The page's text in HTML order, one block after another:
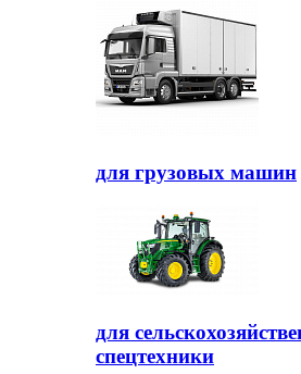
для грузовых машин
для
спецтехники